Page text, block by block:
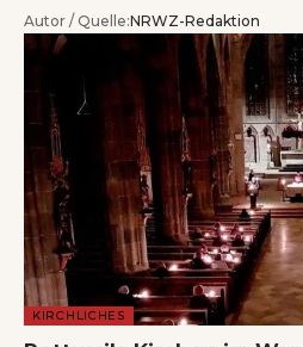
Autor / Quelle:NRWZ-Redaktion
KIRCHLICHES